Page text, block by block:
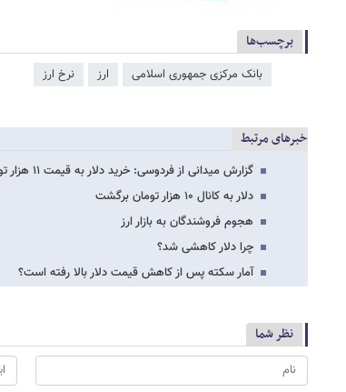
برچسب‌ها
بانک مرکزی جمهوری اسلامی ارز نرخ ارز
خبرهای مرتبط
گزارش میدانی از فردوسی:‌ خرید دلار به قیمت ۱۱ هزار تومان/ ضررهای چند ۱۰ میلیونی دلالان
دلار به کانال ۱۰ هزار تومان برگشت
هجوم فروشندگان به بازار ارز
چرا دلار کاهشی شد؟
آمار سکته پس از کاهش قیمت دلار بالا رفته است؟
نظر شما